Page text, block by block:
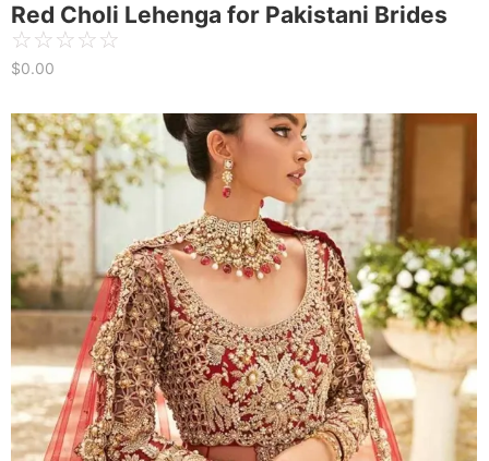
Red Choli Lehenga for Pakistani Brides
☆☆☆☆☆
$0.00